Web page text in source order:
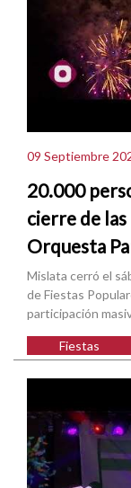
09 Septiembre
20.000
cierre de
Orquesta
Mislata cerró el
de Fiestas
participación
Fiestas